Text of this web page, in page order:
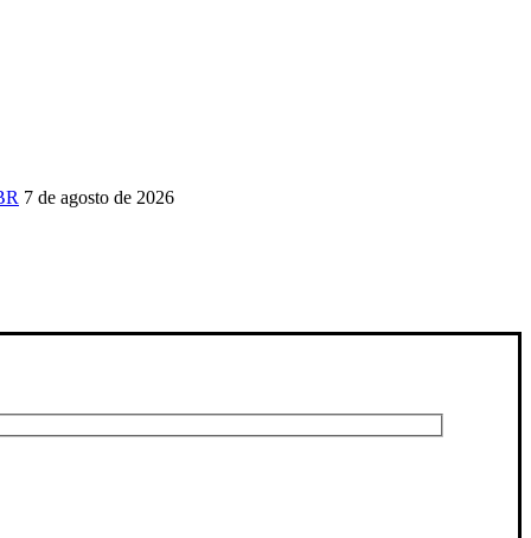
7 de agosto de 2026